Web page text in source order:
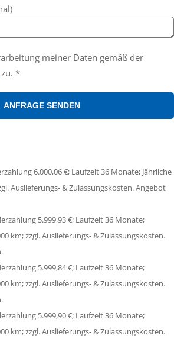
meiner Daten gemäß der
zu. *
6.000,06 €; Laufzeit 36 Monate; Jährliche
Auslieferungs- & Zulassungskosten. Angebot
5.999,93 €; Laufzeit 36 Monate;
km; zzgl. Auslieferungs- & Zulassungskosten.
5.999,84 €; Laufzeit 36 Monate;
km; zzgl. Auslieferungs- & Zulassungskosten.
5.999,90 €; Laufzeit 36 Monate;
km; zzgl. Auslieferungs- & Zulassungskosten.